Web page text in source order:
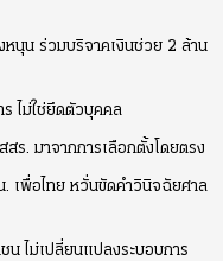
นุน ร่วมบริจาคเงินช่วย 2 ล้าน
ไม่ใช่ยึดตัวบุคคล
ร. มาจากการเลือกตั้งโดยตรง
เพื่อไทย หวั่นขัดคำวินิจฉัยศาล
น ไม่เปลี่ยนแปลงระบอบการ